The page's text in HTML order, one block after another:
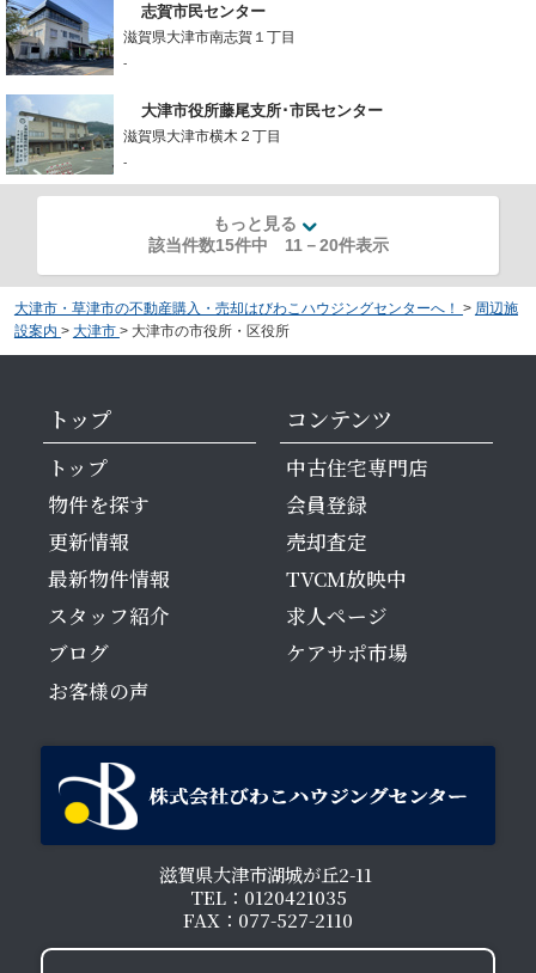
志賀市民センター
滋賀県大津市南志賀１丁目
-
大津市役所藤尾支所･市民センター
滋賀県大津市横木２丁目
-
もっと見る
該当件数15件中 11 －20件表示
大津市・草津市の不動産購入・売却はびわこハウジングセンターへ！ > 周辺施
設案内 > 大津市 > 大津市の市役所・区役所
トップ
トップ
物件を探す
更新情報
最新物件情報
スタッフ紹介
ブログ
お客様の声
コンテンツ
中古住宅専門店
会員登録
売却査定
TVCM放映中
求人ページ
ケアサポ市場
滋賀県大津市湖城が丘2-11
TEL：0120421035
FAX：077-527-2110